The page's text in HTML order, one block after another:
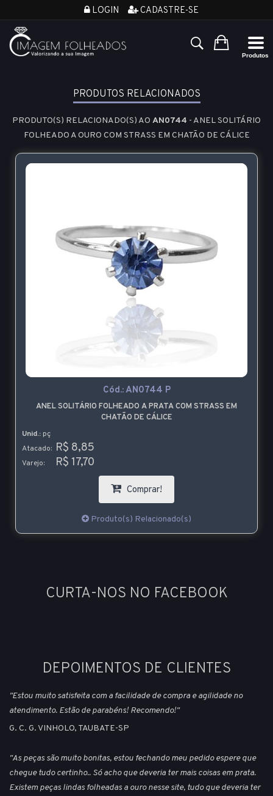
LOGIN CADASTRE-SE
PRODUTOS RELACIONADOS
PRODUTO(S) RELACIONADO(S) AO AN0744 - ANEL SOLITÁRIO
FOLHEADO A OURO COM STRASS EM CHATÃO DE CÁLICE
Cód.:AN0744 P
ANEL SOLITÁRIO FOLHEADO A PRATA COM STRASS EM
CHATÃO DE CÁLICE
Unid.: pç
Atacado: R$ 8,85
Varejo: R$ 17,70
Comprar!
Produto(s) Relacionado(s)
CURTA-NOS NO FACEBOOK
DEPOIMENTOS DE CLIENTES
"Estou muito satisfeita com a facilidade de compra e agilidade no
atendimento. Estão de parabéns! Recomendo!"
G. C. G. VINHOLO, TAUBATE-SP
"As peças são muito bonitas, estou fechando meu pedido espere que
chegue tudo certinho.. Só acho que deveria ter mais coisas em prata.
Existem peças lindas folheadas a ouro nesse site, tudo que deveria ter